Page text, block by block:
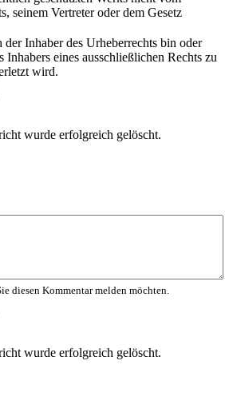
seinem Vertreter oder dem Gesetz
der Inhaber des Urheberrechts bin oder
eines ausschließlichen Rechts zu
wird.
wurde erfolgreich gelöscht.
diesen Kommentar melden möchten.
wurde erfolgreich gelöscht.